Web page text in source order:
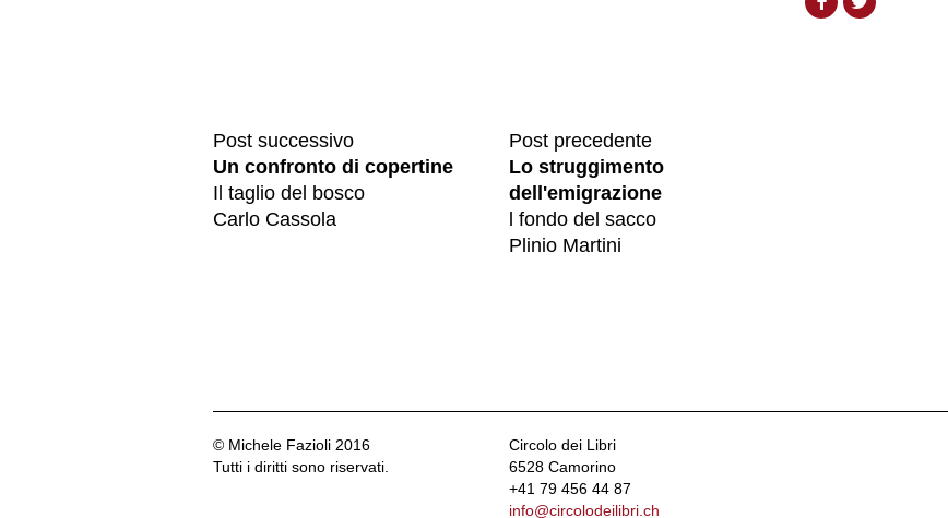
Post successivo
Un confronto di copertine
Il taglio del bosco
Carlo Cassola
Post precedente
Lo struggimento
dell'emigrazione
l fondo del sacco
Plinio Martini
© Michele Fazioli 2016
Tutti i diritti sono riservati.
Circolo dei Libri
6528 Camorino
+41 79 456 44 87
info@circolodeilibri.ch